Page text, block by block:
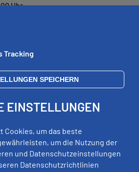
Uhr
Uhr, 13:00 - 18:00 Uhr
Uhr
Tracking
SPEICHERN
EINSTELLUNGEN
Cookies, um das beste
um die Nutzung der
und Datenschutzeinstellungen
Datenschutzrichtlinien